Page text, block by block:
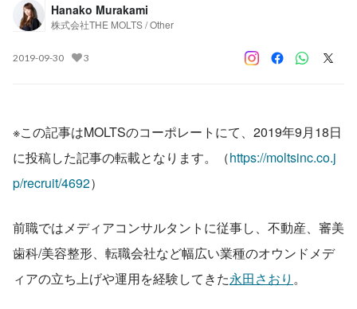
Hanako Murakami
株式会社THE MOLTS / Other
2019-09-30 3
※この記事はMOLTSのコーポレートにて、2019年9月18日
に投稿した記事の転載となります。（https://moltsinc.co.j
p/recruit/4692）
前職ではメディアコンサルタントに従事し、不動産、審美
歯科/美容整形、転職会社など幅広い業種のオウンドメデ
ィアの立ち上げや運用を経験してきた永田さおり 。